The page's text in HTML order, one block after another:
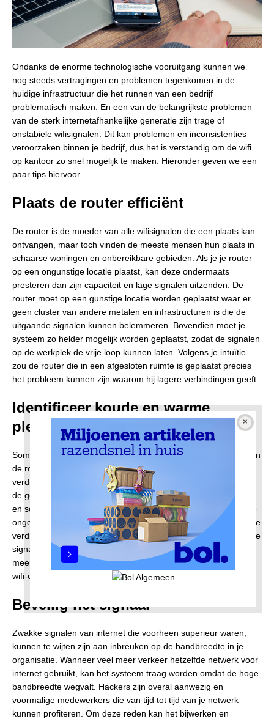
Ondanks de enorme technologische vooruitgang kunnen we
nog steeds vertragingen en problemen tegenkomen in de
huidige infrastructuur die het runnen van een bedrijf
problematisch maken. En een van de belangrijkste problemen
van de sterk internetafhankelijke generatie zijn trage of
onstabiele wifisignalen. Dit kan problemen en inconsistenties
veroorzaken binnen je bedrijf, dus het is verstandig om de wifi
op kantoor zo snel mogelijk te maken. Hieronder geven we een
paar tips hiervoor.
Plaats de router efficiënt
De router is de moeder van alle wifisignalen die een plaats kan
ontvangen, maar toch vinden de meeste mensen hun plaats in
schaarse woningen en onbereikbare gebieden. Als je je router
op een ongunstige locatie plaatst, kan deze ondermaats
presteren dan zijn capaciteit en lage signalen uitzenden. De
router moet op een gunstige locatie worden geplaatst waar er
geen cluster van andere metalen en infrastructuren is die de
uitgaande signalen kunnen belemmeren. Bovendien moet je
systeem zo helder mogelijk worden geplaatst, zodat de signalen
op de werkplek de vrije loop kunnen laten. Volgens je intuïtie
zou de router die in een afgesloten ruimte is geplaatst precies
het probleem kunnen zijn waarom hij lagere verbindingen geeft.
Identificeer koude en warme
plekken
Soms is het probleem niet te wijten aan de slechte plaatsing van
de router; Vaak is de router niet sterk genoeg om op elke
verdieping en in elke hoek van het kantoor wifi te bieden. Dus
de gebieden waar een overvloed aan signalen is voor efficiënt
en soepel verlopend werk worden de hotspots genoemd, en de
ongelukkige werknemers die in grote hoeken en op de bovenste
verdiepingen zitten, bevinden zich op de koude plekken waar de
signalen schaars zijn. Dit probleem kan worden opgelost door
meer lijnen van de router te halen of door te investeren in een
wifi-extender.
Beveilig het signaal
Zwakke signalen van internet die voorheen superieur waren,
kunnen te wijten zijn aan inbreuken op de bandbreedte in je
organisatie. Wanneer veel meer verkeer hetzelfde netwerk voor
internet gebruikt, kan het systeem traag worden omdat de hoge
bandbreedte wegvalt. Hackers zijn overal aanwezig en
voormalige medewerkers die van tijd tot tijd van je netwerk
kunnen profiteren. Om deze reden kan het bijwerken en